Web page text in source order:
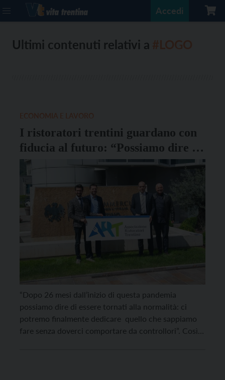
Accedi
Ultimi contenuti relativi a
I ristoratori trentini guardano con
fiducia al futuro: “Possiamo dire di
essere tornati alla normalità”
“Dopo 26 mesi dall’inizio di questa pandemia
possiamo dire di essere tornati alla normalità: ci
potremo finalmente dedicare quello che sappiamo
fare senza doverci comportare da controllori”. Così il